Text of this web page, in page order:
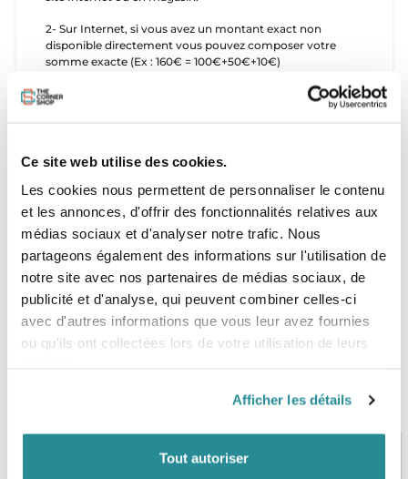
Ce site web utilise des cookies.
Les cookies nous permettent de personnaliser le contenu
et les annonces, d'offrir des fonctionnalités relatives aux
médias sociaux et d'analyser notre trafic. Nous
partageons également des informations sur l'utilisation de
notre site avec nos partenaires de médias sociaux, de
publicité et d'analyse, qui peuvent combiner celles-ci
avec d'autres informations que vous leur avez fournies
ou qu'ils ont collectées lors de votre utilisation de leurs
Afficher les détails
Tout autoriser
2- Sur Internet, si vous avez un montant exact non
disponible directement vous pouvez composer votre
somme exacte (Ex : 160€ = 100€+50€+10€)
3- Une fois dans le processus de commande, précisez
dans le commentaire de votre commande le Nom et
mail 24h.)
4- Une fois reçu la personne peut utiliser son bon cadeau
directement en magasin ou sur internet via l'édition d'un